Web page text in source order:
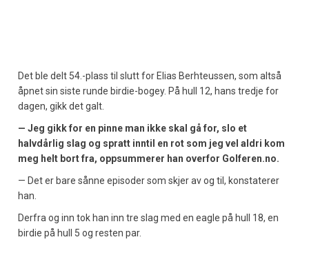
Det ble delt 54.-plass til slutt for Elias Berhteussen, som altså
åpnet sin siste runde birdie-bogey. På hull 12, hans tredje for
dagen, gikk det galt.
— Jeg gikk for en pinne man ikke skal gå for, slo et
halvdårlig slag og spratt inntil en rot som jeg vel aldri kom
meg helt bort fra, oppsummerer han overfor Golferen.no.
— Det er bare sånne episoder som skjer av og til, konstaterer
han.
Derfra og inn tok han inn tre slag med en eagle på hull 18, en
birdie på hull 5 og resten par.